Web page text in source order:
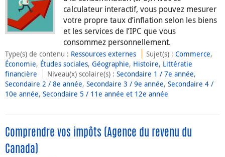
calculateur interactif, vous pouvez mesurer
votre propre taux d’inflation selon les biens
et les services de l’IPC que vous
consommez personnellement.
Type(s) de contenu : Ressources externes Sujet(s) :Commerce,
Économie, Études sociales, Géographie, Histoire, Littératie
financière
Niveau(x) scolaire(s) :Secondaire 1 / 7e année,
Secondaire 2 / 8e année, Secondaire 3 / 9e année, Secondaire 4 /
10e année, Secondaire 5 / 11e année et 12e année
Comprendre vos impôts (Agence du revenu du
Canada)